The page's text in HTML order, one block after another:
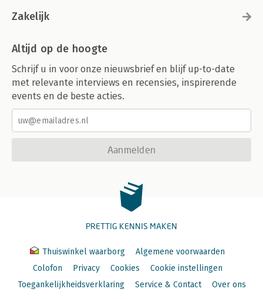
Zakelijk
Altijd op de hoogte
Schrijf u in voor onze nieuwsbrief en blijf up-to-date
met relevante interviews en recensies, inspirerende
events en de beste acties.
Aanmelden
PRETTIG KENNIS MAKEN
Thuiswinkel waarborg
Algemene voorwaarden
Colofon
Privacy Cookies
Cookie instellingen
Toegankelijkheidsverklaring
Service & Contact Over ons